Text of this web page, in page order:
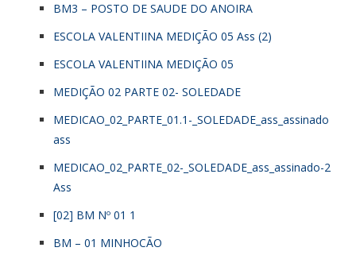
BM3 – POSTO DE SAUDE DO ANOIRA
ESCOLA VALENTIINA MEDIÇÃO 05 Ass (2)
ESCOLA VALENTIINA MEDIÇÃO 05
MEDIÇÃO 02 PARTE 02- SOLEDADE
MEDICAO_02_PARTE_01.1-_SOLEDADE_ass_assinado
ass
MEDICAO_02_PARTE_02-_SOLEDADE_ass_assinado-2
Ass
[02] BM Nº 01 1
BM – 01 MINHOCÃO